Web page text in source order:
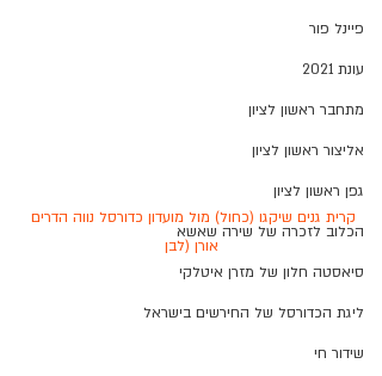
פיינל פור
עונת 2021
מתחבר ראשון לציון
אליצור ראשון לציון
גפן ראשון לציון
הכלוב לזכרה של שירה שאשא
סיאסטה חלון של מזרן איטלקי
ליגת הכדורסל של החירשים בישראל
שידור חי
קרית גנים שיקגו (כחול) מול מועדון כדורסל נווה הדרים
אורן (לבן